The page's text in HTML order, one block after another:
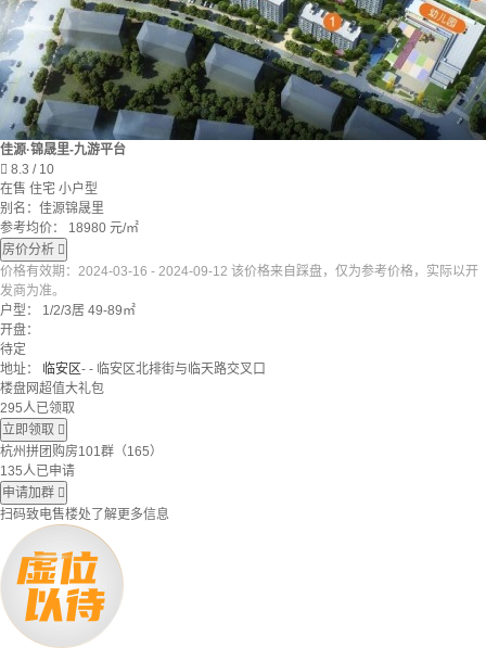
佳源·锦晟里-九游平台
 8.3 / 10
在售 住宅 小户型
别名：佳源锦晟里
参考均价： 18980 元/㎡
房价分析 
价格有效期：2024-03-16 - 2024-09-12 该价格来自踩盘，仅为参考价格，实际以开
发商为准。
户型：
1/2/3居 49-89㎡
开盘：
待定
地址：
临安区- - 临安区北排街与临天路交叉口
楼盘网超值大礼包
295人已领取
立即领取 
杭州拼团购房101群（165）
135人已申请
申请加群 
扫码致电售楼处了解更多信息